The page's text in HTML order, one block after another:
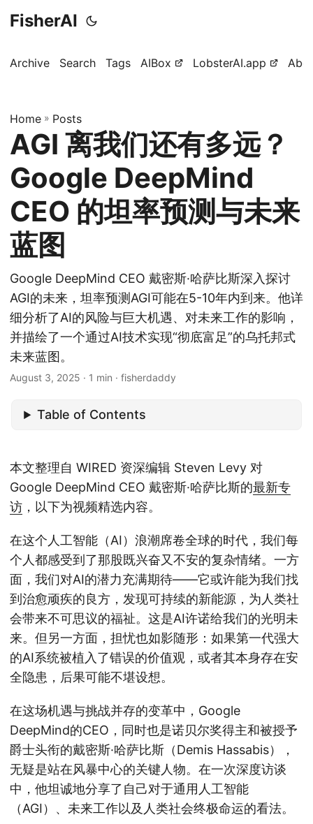
FisherAI
Archive Search Tags AIBox LobsterAI.app
Home » Posts
AGI 离我们还有多远？
Google DeepMind
CEO 的坦率预测与未来
蓝图
Google DeepMind CEO 戴密斯·哈萨比斯深入探讨
AGI的未来，坦率预测AGI可能在5-10年内到来。他详
细分析了AI的风险与巨大机遇、对未来工作的影响，
并描绘了一个通过AI技术实现“彻底富足”的乌托邦式
未来蓝图。
August 3, 2025 · 1 min · fisherdaddy
Table of Contents
本文整理自 WIRED 资深编辑 Steven Levy 对
Google DeepMind CEO 戴密斯·哈萨比斯的最新专
访 ，以下为视频精选内容。
在这个人工智能（AI）浪潮席卷全球的时代，我们每
个人都感受到了那股既兴奋又不安的复杂情绪。一方
面，我们对AI的潜力充满期待——它或许能为我们找
到治愈顽疾的良方，发现可持续的新能源，为人类社
会带来不可思议的福祉。这是AI许诺给我们的光明未
来。但另一方面，担忧也如影随形：如果第一代强大
的AI系统被植入了错误的价值观，或者其本身存在安
全隐患，后果可能不堪设想。
在这场机遇与挑战并存的变革中，Google
DeepMind的CEO，同时也是诺贝尔奖得主和被授予
爵士头衔的戴密斯·哈萨比斯（Demis Hassabis），
无疑是站在风暴中心的关键人物。在一次深度访谈
中，他坦诚地分享了自己对于通用人工智能
（AGI）、未来工作以及人类社会终极命运的看法。